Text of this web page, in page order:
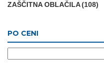
ZAŠČITNA OBLAČILA(108)
PO CENI